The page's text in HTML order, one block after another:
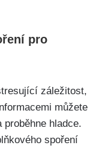
pro
záležitost,
můžete
hladce.
spoření